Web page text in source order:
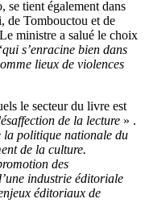
se tient également dans
de Tombouctou et de
ministre a salué le choix
qui s’enracine bien dans
lieux de violences
le secteur du livre est
de la lecture » .
la politique nationale du
de la culture.
des
industrie éditoriale
éditoriaux de